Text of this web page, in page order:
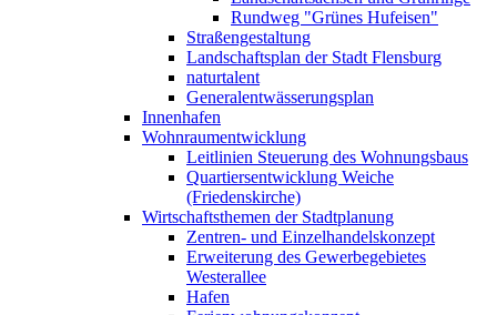
Rundweg "Grünes Hufeisen"
Straßengestaltung
Landschaftsplan der Stadt Flensburg
naturtalent
Generalentwässerungsplan
Innenhafen
Wohnraumentwicklung
Leitlinien Steuerung des Wohnungsbaus
Quartiersentwicklung Weiche
(Friedenskirche)
Wirtschaftsthemen der Stadtplanung
Zentren- und Einzelhandelskonzept
Erweiterung des Gewerbegebietes
Westerallee
Hafen